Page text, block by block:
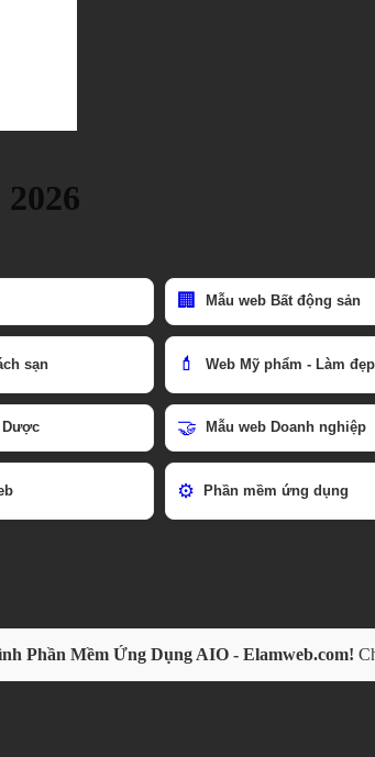
🏢 Mẫu web Bất động sản
sạn 💄 Web Mỹ phẩm - Làm đẹp
Dược 🤝 Mẫu web Doanh nghiệp
⚙️ Phần mềm ứng dụng
Phần Mềm Ứng Dụng AIO - Elamweb.com!